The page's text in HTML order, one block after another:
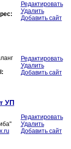
Редактировать
Удалить
Добавить сайт
Редактировать
Удалить
Добавить сайт
УП
Редактировать
Удалить
Добавить сайт